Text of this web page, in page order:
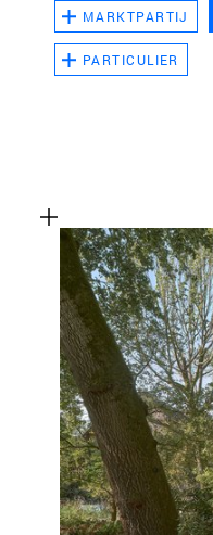
MARKTPARTIJ
PARTICULIER